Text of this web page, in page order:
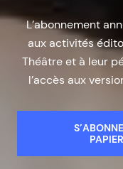
L’abonnement
aux activités
Théâtre et à leur
l’accès aux